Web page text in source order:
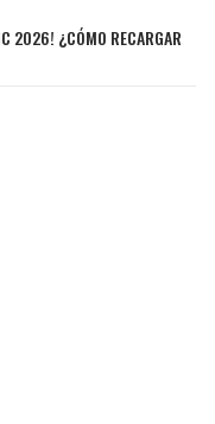
2026! ¿CÓMO RECARGAR